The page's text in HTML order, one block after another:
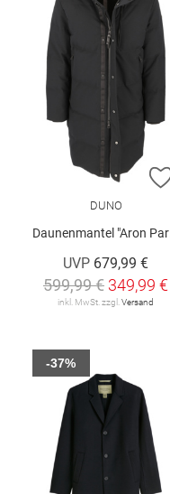
DUNO
Daunenmantel "Aron Parma"
UVP 679,99 €
599,99 € 349,99 €
inkl. MwSt. zzgl. Versand
-37%